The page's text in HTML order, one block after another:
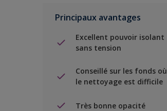
Principaux avantages
Excellent pouvoir isolant
sans tension
Conseillé sur les fonds où
le nettoyage est difficile
Très bonne opacité